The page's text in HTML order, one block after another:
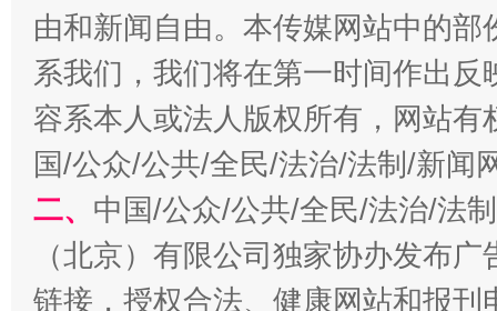
全民健身五年计划来了！等你上场
由和新闻自由。本传媒网站中的
系我们，我们将在第一时间作出
容系本人或法人版权所有，网站
国/公众/公共/全民/法治/法制/新闻
二、 中国/公众/公共/全民/法治/法
（北京）有限公司独家协办发布
链接，授权合法、健康网站和报